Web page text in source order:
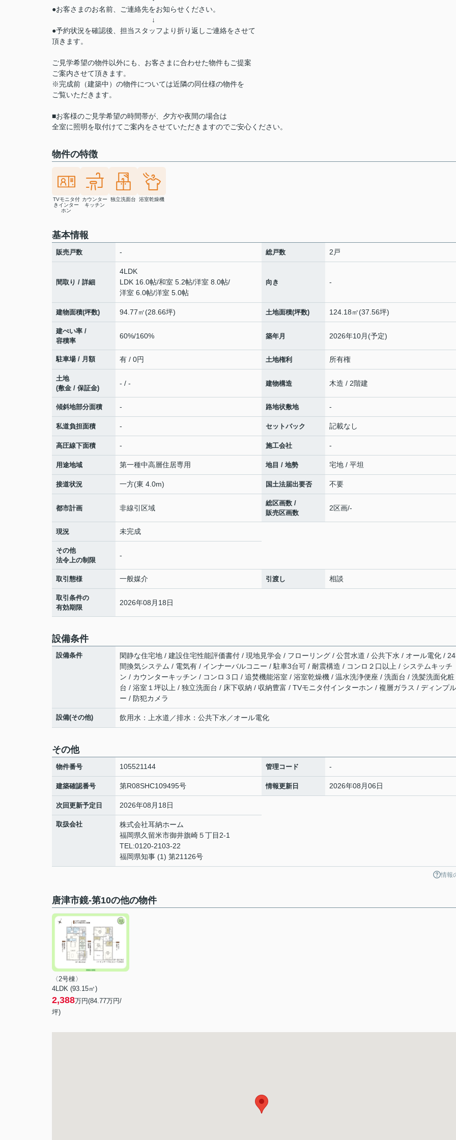
●お客さまのお名前、ご連絡先をお知らせください。
↓
●予約状況を確認後、担当スタッフより折り返しご連絡をさせて
頂きます。
ご見学希望の物件以外にも、お客さまに合わせた物件もご提案
ご案内させて頂きます。
※完成前（建築中）の物件については近隣の同仕様の物件を
ご覧いただきます。
■お客様のご見学希望の時間帯が、夕方や夜間の場合は
全室に照明を取付けてご案内をさせていただきますのでご安心ください。
物件の特徴
TVモニタ付
きインター
ホン
カウンター
キッチン
独立洗面台 浴室乾燥機
基本情報
販売戸数 - 総戸数 2戸
間取り / 詳細
4LDK
LDK 16.0帖/和室 5.2帖/洋室 8.0帖/
洋室 6.0帖/洋室 5.0帖
向き -
建物面積(坪数) 94.77㎡(28.66坪) 土地面積(坪数) 124.18㎡(37.56坪)
建ぺい率 /
容積率
60%/160% 築年月 2026年10月(予定)
駐車場 / 月額 有 / 0円 土地権利 所有権
土地
(敷金 / 保証金)
- / - 建物構造 木造 / 2階建
傾斜地部分面積 - 路地状敷地 -
私道負担面積 - セットバック 記載なし
高圧線下面積 - 施工会社 -
用途地域 第一種中高層住居専用 地目 / 地勢 宅地 / 平坦
接道状況 一方(東 4.0m) 国土法届出要否 不要
都市計画 非線引区域
総区画数 /
販売区画数
2区画/-
現況 未完成
その他
法令上の制限
-
取引態様 一般媒介 引渡し 相談
取引条件の
有効期限
2026年08月18日
設備条件
設備条件
閑静な住宅地 / 建設住宅性能評価書付 / 現地見学会 / フローリング / 公営水道 / 公共下水 / オール電化 /
間換気システム / 電気有 / インナーバルコニー / 駐車3台可 / 耐震構造 / コンロ２口以上 / システムキッチ
ン / カウンターキッチン / コンロ３口 / 追焚機能浴室 / 浴室乾燥機 / 温水洗浄便座 / 洗面台 / 洗髪洗面化粧
台 / 浴室１坪以上 / 独立洗面台 / 床下収納 / 収納豊富 / TVモニタ付インターホン / 複層ガラス / ディンプ
ー / 防犯カメラ
設備(その他) 飲用水：上水道／排水：公共下水／オール電化
その他
物件番号 105521144 管理コード -
建築確認番号 第R08SHC109495号 情報更新日 2026年08月06日
次回更新予定日 2026年08月18日
取扱会社
株式会社耳納ホーム
福岡県久留米市御井旗崎５丁目2-1
TEL:0120-2103-22
福岡県知事 (1) 第21126号
情報
唐津市鏡-第10の他の物件
〈2号棟〉
4LDK (93.15㎡)
2,388万円(84.77万円/
坪)